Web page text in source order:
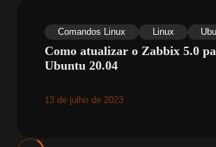
Comandos Linux Linux
Como atualizar o Zabbix 5.0
Ubuntu 20.04
13 de julho de 2023